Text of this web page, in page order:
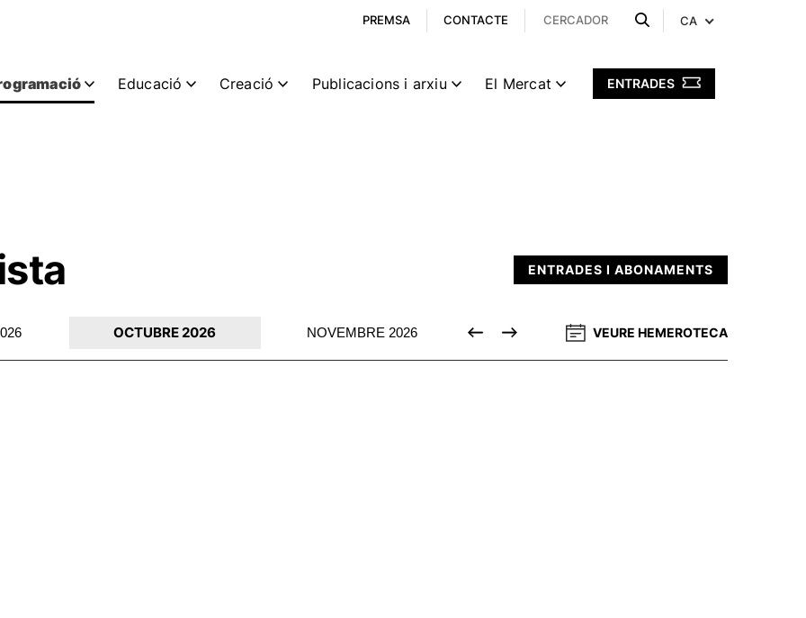
PREMSA CONTACTE CA
ENTRADES
Educació Creació Publicacions i arxiu El Mercat
ENTRADES I ABONAMENTS
OCTUBRE 2026 NOVEMBRE 2026 DESEMBRE 2026 GENER 2027
VEURE HEMEROTECA